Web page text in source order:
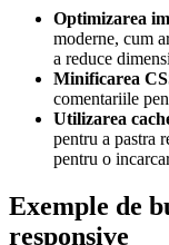
Optimizarea
moderne, cum
a reduce
Minificarea
comentariile
Utilizarea
pentru a pastra
pentru o
Exemple de
responsive